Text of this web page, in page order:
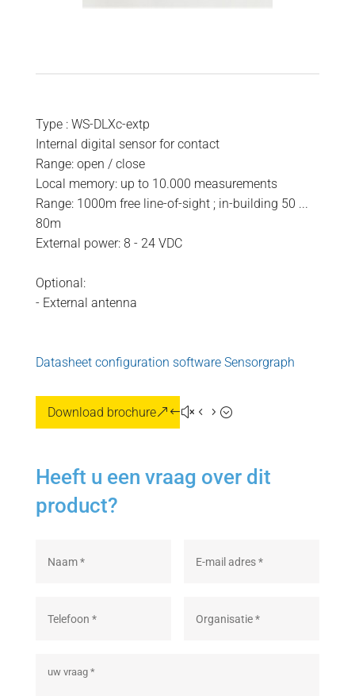
Type : WS-DLXc-extp
Internal digital sensor for contact
Range: open / close
Local memory: up to 10.000 measurements
Range: 1000m free line-of-sight ; in-building 50 ...
80m
External power: 8 - 24 VDC
Optional:
- External antenna
Datasheet configuration software Sensorgraph
Download brochure
Heeft u een vraag over dit
product?